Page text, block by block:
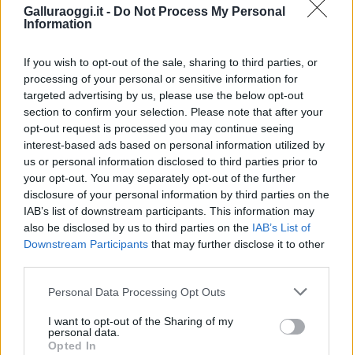
Galluraoggi.it - Do Not Process My Personal
Information
If you wish to opt-out of the sale, sharing to third parties, or
processing of your personal or sensitive information for
targeted advertising by us, please use the below opt-out
section to confirm your selection. Please note that after your
opt-out request is processed you may continue seeing
interest-based ads based on personal information utilized by
us or personal information disclosed to third parties prior to
your opt-out. You may separately opt-out of the further
disclosure of your personal information by third parties on the
IAB’s list of downstream participants. This information may
also be disclosed by us to third parties on the IAB’s List of
Downstream Participants that may further disclose it to other
Please note that this website/app uses one or more Google
not limited to your visit or usage behaviour. You may click to
grant or deny consent to Google and its third-party tags to
Personal Data Processing Opt Outs
I want to opt-out of the Sharing of my
personal data.
Opted In
fine agosto
Aggius conquista la classifica delle mete più
amate dell’estate 2026
NECROLOGIE